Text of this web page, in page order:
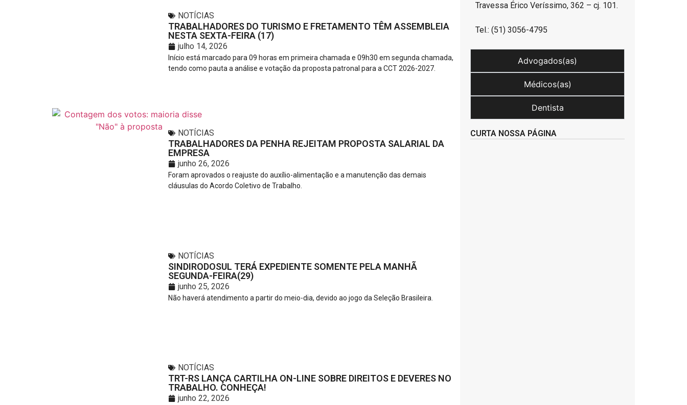
NOTÍCIAS
TRABALHADORES DO TURISMO E FRETAMENTO TÊM ASSEMBLEIA
NESTA SEXTA-FEIRA (17)
julho 14, 2026
Início está marcado para 09 horas em primeira chamada e 09h30 em segunda chamada,
tendo como pauta a análise e votação da proposta patronal para a CCT 2026-2027.
NOTÍCIAS
TRABALHADORES DA PENHA REJEITAM PROPOSTA SALARIAL DA
EMPRESA
junho 26, 2026
Foram aprovados o reajuste do auxílio-alimentação e a manutenção das demais
cláusulas do Acordo Coletivo de Trabalho.
NOTÍCIAS
SINDIRODOSUL TERÁ EXPEDIENTE SOMENTE PELA MANHÃ
SEGUNDA-FEIRA(29)
junho 25, 2026
Não haverá atendimento a partir do meio-dia, devido ao jogo da Seleção Brasileira.
NOTÍCIAS
TRT-RS LANÇA CARTILHA ON-LINE SOBRE DIREITOS E DEVERES NO
TRABALHO. CONHEÇA!
junho 22, 2026
Travessa Érico Veríssimo, 362 – cj. 101.
Tel.: (51) 3056-4795
Advogados(as)
Médicos(as)
Dentista
CURTA NOSSA PÁGINA